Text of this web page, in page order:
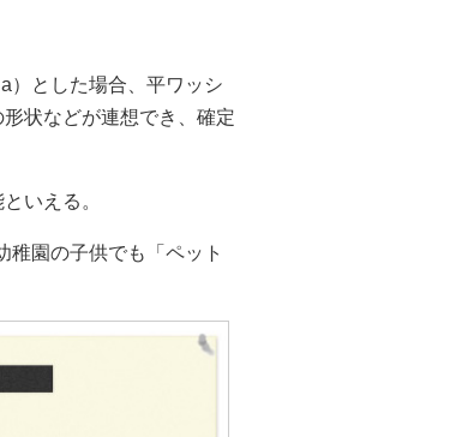
）とした場合、平ワッシ
状などが連想でき、確定
いえる。
稚園の子供でも「ペット